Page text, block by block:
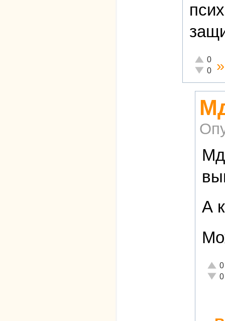
Отлично!
0
0
А
0
0